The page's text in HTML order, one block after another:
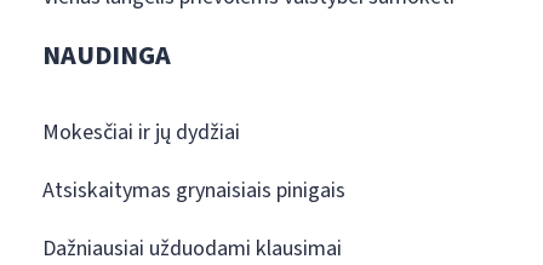
NAUDINGA
Mokesčiai ir jų dydžiai
Atsiskaitymas grynaisiais pinigais
Dažniausiai užduodami klausimai